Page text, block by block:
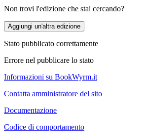
Non trovi l'edizione che stai cercando?
Aggiungi un'altra edizione
Stato pubblicato correttamente
Errore nel pubblicare lo stato
Informazioni su BookWyrm.it
Contatta amministratore del sito
Documentazione
Codice di comportamento